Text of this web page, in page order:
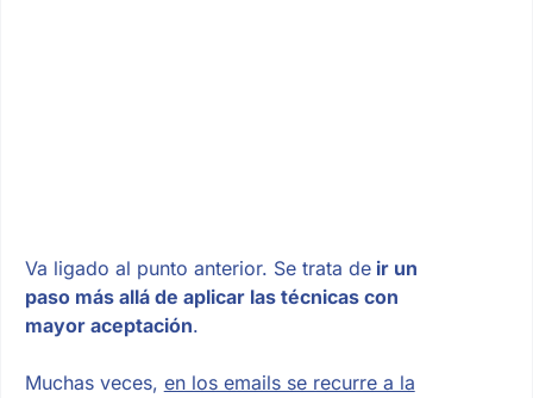
Va ligado al punto anterior. Se trata deir un
paso más allá de aplicar las técnicas con
mayor aceptación.
Muchas veces, en los emails se recurre a la